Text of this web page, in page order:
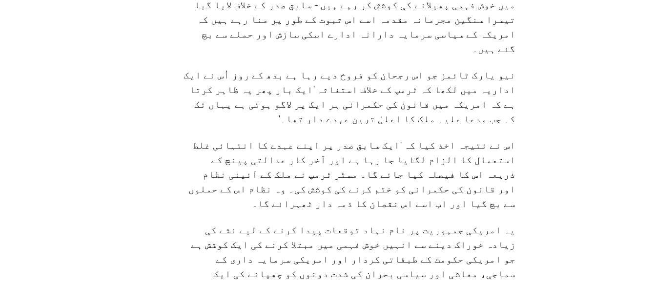
میں خوش فہمی پھیلانے کی کوشش کر رہے ہیں - سابق صدر کے خلاف لایا گیا
تیسرا سنگین مجرمانہ مقدمہ اسے اس ثبوت کے طور پر منا رہے ہیں کہ
امریکہ کے سیاسی سرمایہ دارانہ ادارے اسکی سازش اور حملے سے بچ
گئے ہیں۔
نیو یارک ٹائمز جو اس رجحان کو فروخ دیے رہا ہے بدھ کے روز اُس نے ایک
اداریہ میں لکھا کہ ٹرمپ کے خلاف استغاثہ 'ایک بار پھر یہ ظاہر کرتا
ہے کہ امریکہ میں قانون کی حکمرانی ہر ایک پر لاگو ہوتی ہے یہاں تک
کہ جب مدعا علیہ ملک کا اعلیٰ ترین عہدے دار تھا۔'
اس نے نتیجہ اخذ کیا کہ 'ایک سابق صدر پر اپنے عہدے کا انتہائی غلط
استعمال کا الزام لگایا جا رہا ہے اور آخر کار عدالتی پینچ کے
ذریعہ اس کا فیصلہ کیا جائے گا۔ مسٹر ٹرمپ نے ملک کے آئینی نظام
اور قانون کی حکمرانی کو ختم کرنے کی کوشش کی۔ وہ نظام اس کے حملوں
سے بچ گیا اور اب اسے اس نقصان کا ذمہ دار ٹھہرائے گا۔
یہ امریکی جمہوریت پر نام نہاد توقعات پیدا کرنے کے لیے نشے کی
زیادہ خوراک دینے سے انہیں خوش فہمی میں مبتلا کرنے کی ایک کوشش ہے
جو امریکی حکومت کے طبقاتی کردار اور امریکی سرمایہ داری کے
سماجی، معاشی اور سیاسی بحران کی شدت دونوں کو چھپانے کی ایک